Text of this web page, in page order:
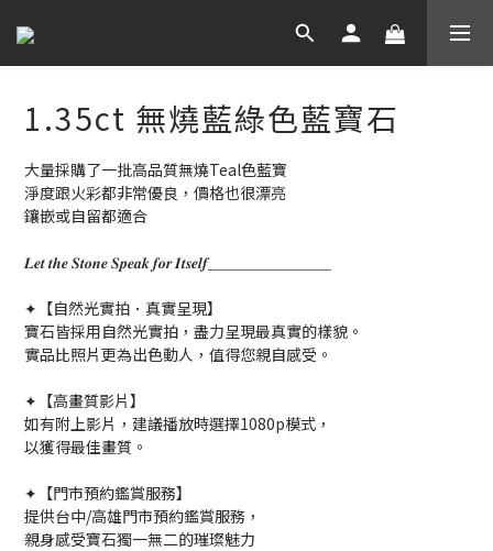
1.35ct 無燒藍綠色藍寶石
大量採購了一批高品質無燒Teal色藍寶
淨度跟火彩都非常優良，價格也很漂亮
鑲嵌或自留都適合
𝑳𝒆𝒕 𝒕𝒉𝒆 𝑺𝒕𝒐𝒏𝒆 𝑺𝒑𝒆𝒂𝒌 𝒇𝒐𝒓 𝑰𝒕𝒔𝒆𝒍𝒇＿＿＿＿＿＿＿＿
✦【自然光實拍．真實呈現】
寶石皆採用自然光實拍，盡力呈現最真實的樣貌。
實品比照片更為出色動人，值得您親自感受。
✦【高畫質影片】
如有附上影片，建議播放時選擇1080p模式，
以獲得最佳畫質。
✦【門市預約鑑賞服務】
提供台中/高雄門市預約鑑賞服務，
親身感受寶石獨一無二的璀璨魅力